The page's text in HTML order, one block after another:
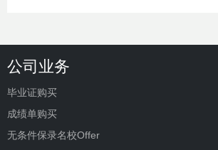
公司业务
毕业证购买
成绩单购买
无条件保录名校Offer